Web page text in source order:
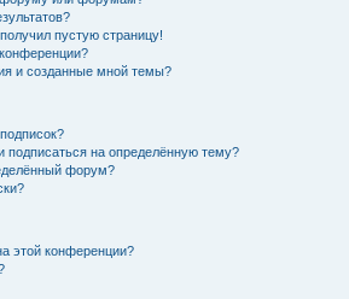
пустую страницу!
и созданные мной темы?
подписаться на определённую тему?
форум?
этой конференции?